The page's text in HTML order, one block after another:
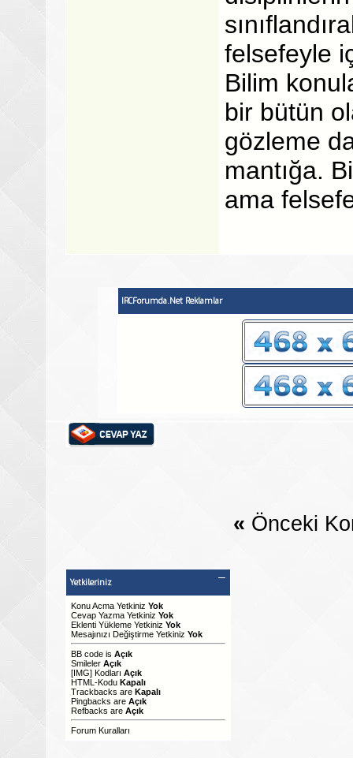
felsefeyle
Bilim
bir bütün
gözleme
mantığa.
ama
IRCForumda.Net Reklamlar
« Önceki
Yetkileriniz
Konu Acma Yetkiniz Yok
Cevap Yazma Yetkiniz Yok
Eklenti Yükleme Yetkiniz Yok
Mesajınızı Değiştirme Yetkiniz Yok
BB code is Açık
Smileler Açık
[IMG] Kodları Açık
HTML-Kodu Kapalı
Trackbacks are Kapalı
Pingbacks are Açık
Refbacks are Açık
Forum Kuralları